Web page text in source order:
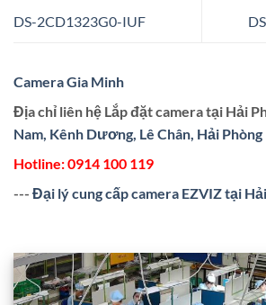
DS-2CD1323G0-IUF
Camera Gia Minh
Địa chỉ liên hệ Lắp đặt camera tại Hải
Nam, Kênh Dương, Lê Chân, Hải Phòng
Hotline:0914 100 119
--- Đại lý cung cấp camera EZVIZ tại